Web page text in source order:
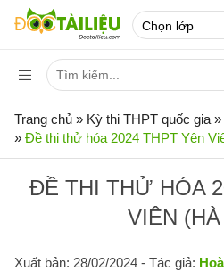
Trang chủ » Kỳ thi THPT quốc gia »
» Đề thi thử hóa 2024 THPT Yên
ĐỀ THI THỬ HÓA
VIÊN
Xuất bản: 28/02/2024 - Tác giả: